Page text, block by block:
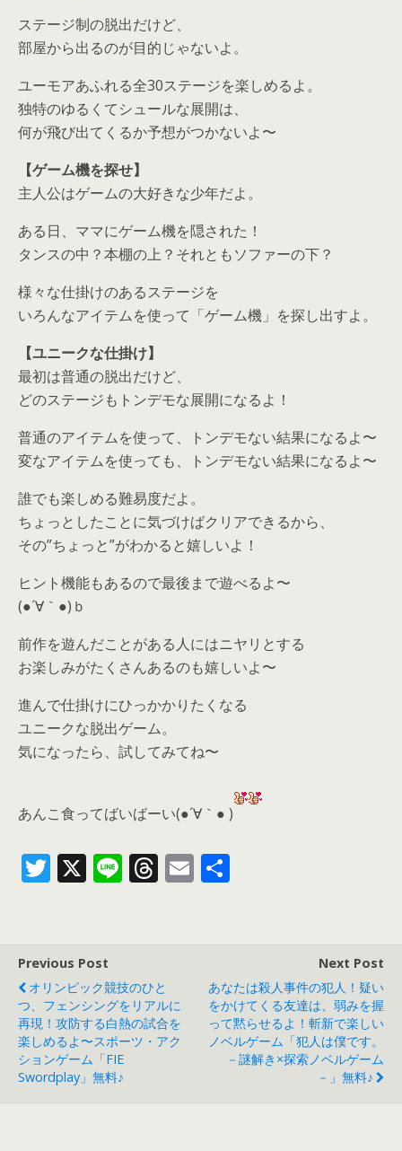
ステージ制の脱出だけど、
部屋から出るのが目的じゃないよ。
ユーモアあふれる全30ステージを楽しめるよ。
独特のゆるくてシュールな展開は、
何が飛び出てくるか予想がつかないよ〜
【ゲーム機を探せ】
主人公はゲームの大好きな少年だよ。
ある日、ママにゲーム機を隠された！
タンスの中？本棚の上？それともソファーの下？
様々な仕掛けのあるステージを
いろんなアイテムを使って「ゲーム機」を探し出すよ。
【ユニークな仕掛け】
最初は普通の脱出だけど、
どのステージもトンデモな展開になるよ！
普通のアイテムを使って、トンデモない結果になるよ〜
変なアイテムを使っても、トンデモない結果になるよ〜
誰でも楽しめる難易度だよ。
ちょっとしたことに気づけばクリアできるから、
その”ちょっと”がわかると嬉しいよ！
ヒント機能もあるので最後まで遊べるよ〜
(●´∀｀●)ｂ
前作を遊んだことがある人にはニヤリとする
お楽しみがたくさんあるのも嬉しいよ〜
進んで仕掛けにひっかかりたくなる
ユニークな脱出ゲーム。
気になったら、 試してみてね〜
あんこ食ってばいばーい(●´∀｀● )
T
er
X Li T
d
s
E
Previous Post
オリンピック競技のひと
つ、フェンシングをリアルに
再現！攻防する白熱の試合を
楽しめるよ〜スポーツ・アク
ションゲーム「FIE
Swordplay」無料♪
Next Post
あなたは殺人事件の犯人！疑い
をかけてくる友達は、弱みを握
って黙らせるよ！斬新で楽しい
ノベルゲーム「犯人は僕です。
－謎解き×探索ノベルゲーム
－」無料♪